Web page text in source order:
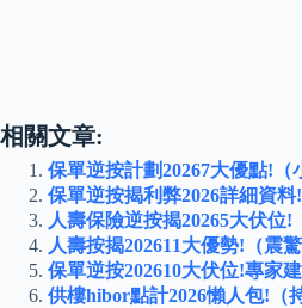
相關文章:
保單逆按計劃20267大優點!（
保單逆按揭利弊2026詳細資料
人壽保險逆按揭20265大伏位!
人壽按揭202611大優勢!（震驚
保單逆按202610大伏位!專家
供樓hibor點計2026懶人包!（